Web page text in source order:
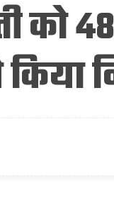
को